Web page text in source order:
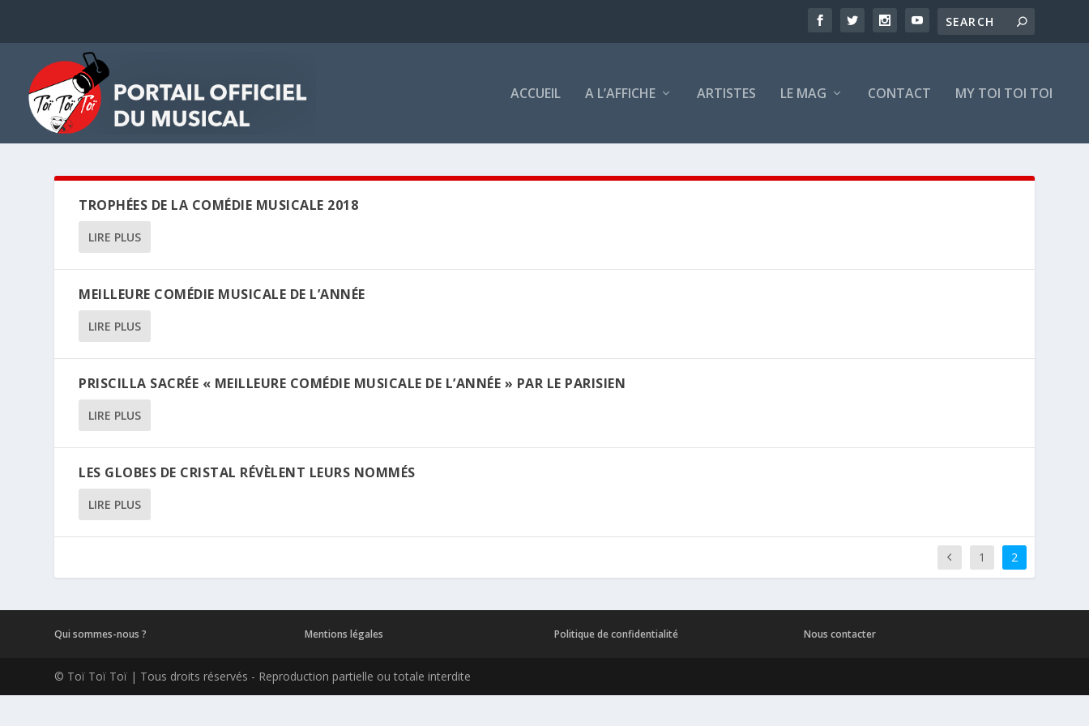
ACCUEIL A L’AFFICHE ARTISTES LE MAG CONTACT MY TOI TOI TOI
TROPHÉES DE LA COMÉDIE MUSICALE 2018
LIRE PLUS
MEILLEURE COMÉDIE MUSICALE DE L’ANNÉE
LIRE PLUS
PRISCILLA SACRÉE « MEILLEURE COMÉDIE MUSICALE DE L’ANNÉE » PAR LE PARISIEN
LIRE PLUS
LES GLOBES DE CRISTAL RÉVÈLENT LEURS NOMMÉS
LIRE PLUS
1 2
Qui sommes-nous ? Mentions légales Politique de confidentialité Nous contacter
© Toï Toï Toï | Tous droits réservés - Reproduction partielle ou totale interdite